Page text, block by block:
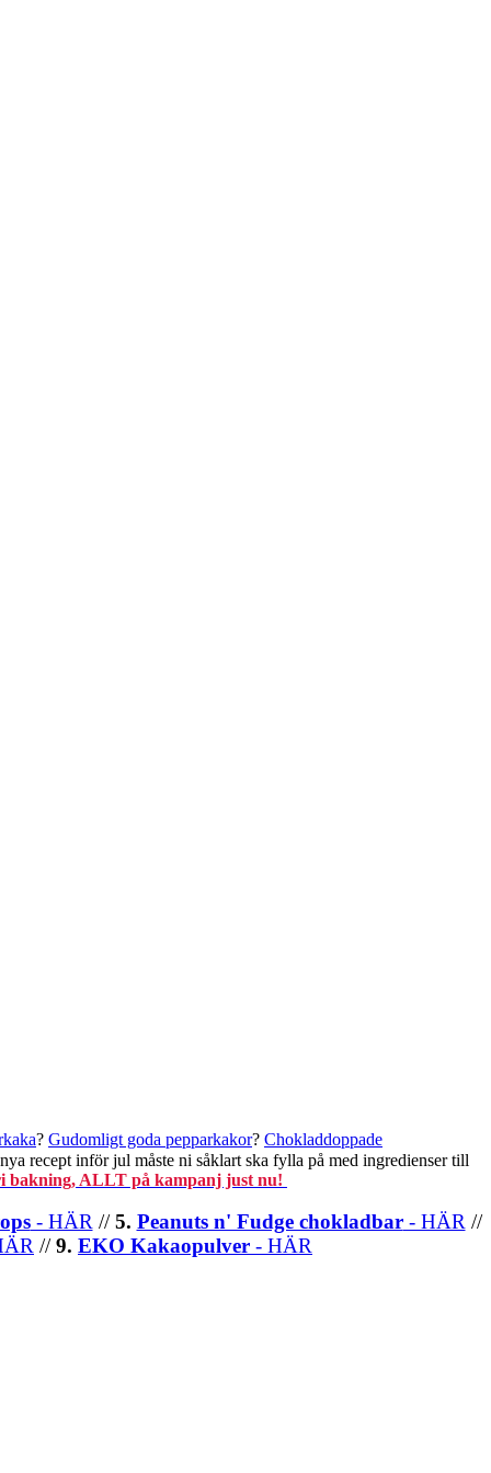
? Gudomligt goda pepparkakor? Chokladdoppade
recept inför jul måste ni såklart ska fylla på med ingredienser till
bakning, ALLT på kampanj just nu!
- HÄR//5. Peanuts n' Fudge chokladbar- HÄR//
//9. EKO Kakaopulver - HÄR